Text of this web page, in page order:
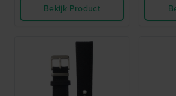
Bekijk Product